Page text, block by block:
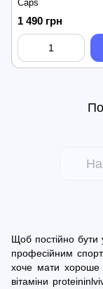
Caps
1 490 грн
Щоб постійно
професійним
хоче мати хороше
вітаміни